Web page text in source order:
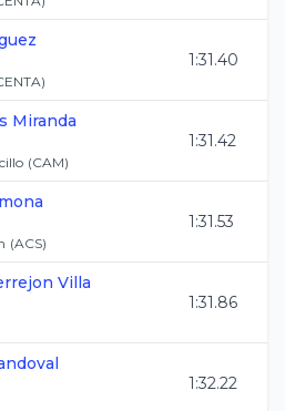
)
1:31.40
Miranda
(CAM)
1:31.42
(ACS)
1:31.53
Villa
1:31.86
1:32.22